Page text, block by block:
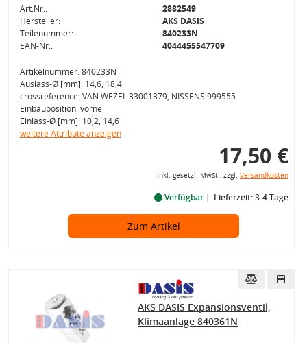
Art.Nr.:
2882549
Hersteller:
AKS DASIS
Teilenummer:
840233N
EAN-Nr.:
4044455547709
Artikelnummer: 840233N
Auslass-Ø [mm]: 14,6, 18,4
crossreference: VAN WEZEL 33001379, NISSENS 999555
Einbauposition: vorne
Einlass-Ø [mm]: 10,2, 14,6
weitere Attribute anzeigen
17,50 €
inkl. gesetzl. MwSt., zzgl. Versandkosten
Verfügbar Lieferzeit: 3-4 Tage
Zum Artikel
AKS DASIS Expansionsventil,
Klimaanlage 840361N